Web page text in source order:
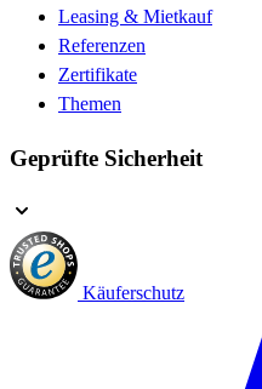
Leasing & Mietkauf
Referenzen
Zertifikate
Themen
Geprüfte Sicherheit
Käuferschutz